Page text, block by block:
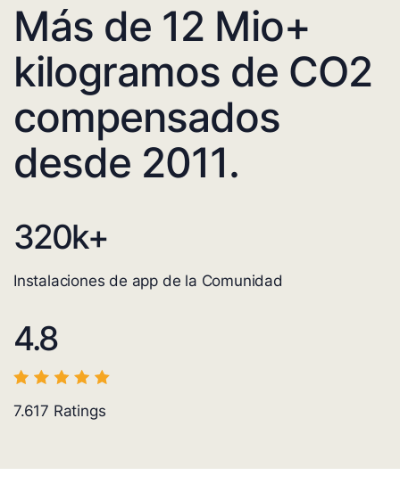
Más de 12 Mio+
kilogramos de CO2
compensados
desde 2011.
320k+
Instalaciones de app de la Comunidad
4.8
7.617 Ratings